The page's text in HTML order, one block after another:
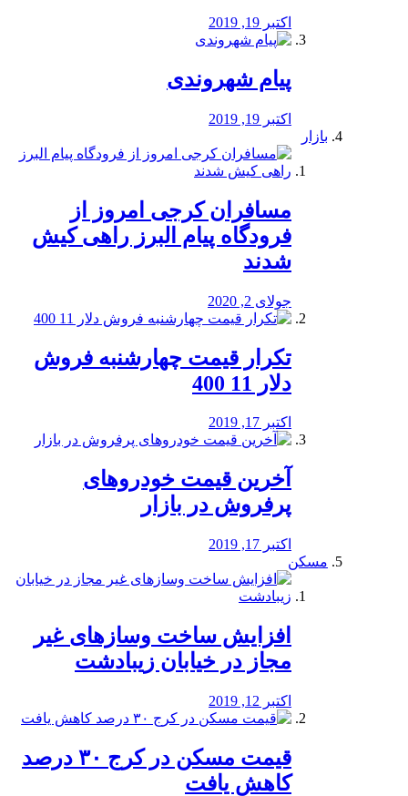
اکتبر 19, 2019
پیام شهروندی
اکتبر 19, 2019
بازار
مسافران کرجی امروز از
فرودگاه پیام البرز راهی کیش
شدند
جولای 2, 2020
تکرار قیمت چهارشنبه فروش
دلار 11 400
اکتبر 17, 2019
آخرین قیمت خودرو‌های
پرفروش در بازار
اکتبر 17, 2019
مسکن
افزایش ساخت وسازهای غیر
مجاز در خیابان زیبادشت
اکتبر 12, 2019
️قیمت مسکن در کرج ۳۰ درصد
کاهش یافت